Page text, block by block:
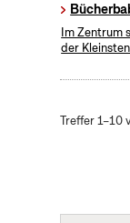
Im Zentrum
der
Treffer 1–10